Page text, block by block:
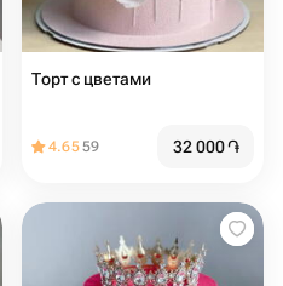
Торт с цветами
4.6559 32 000֏